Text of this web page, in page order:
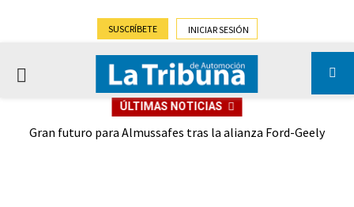
SUSCRÍBETE INICIAR SESIÓN
PRIMARY
ÚLTIMAS NOTICIAS
Gran futuro para Almussafes tras la alianza Ford-Geely